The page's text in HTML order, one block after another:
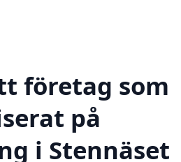
företag som
på
i Stennäset